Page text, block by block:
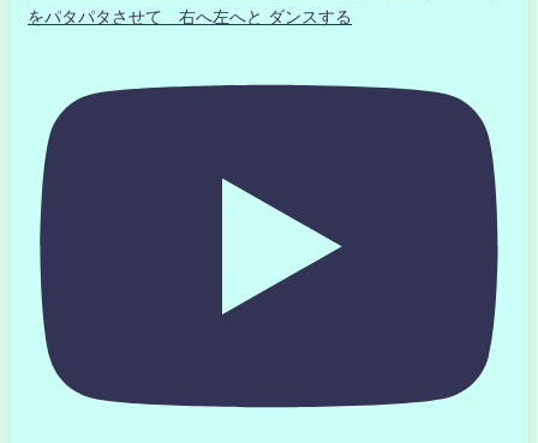
をパタパタさせて 右へ左へと ダンスする